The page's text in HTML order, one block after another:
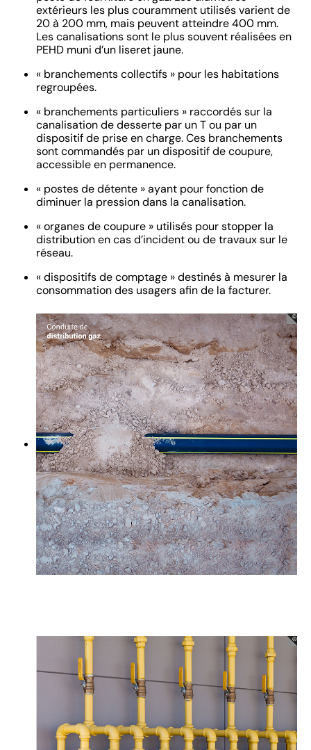
extérieurs les plus couramment utilisés varient de
20 à 200 mm, mais peuvent atteindre 400 mm.
Les canalisations sont le plus souvent réalisées en
PEHD muni d’un liseret jaune.
« branchements collectifs » pour les habitations
regroupées.
« branchements particuliers » raccordés sur la
canalisation de desserte par un T ou par un
dispositif de prise en charge. Ces branchements
sont commandés par un dispositif de coupure,
accessible en permanence.
« postes de détente » ayant pour fonction de
diminuer la pression dans la canalisation.
« organes de coupure » utilisés pour stopper la
distribution en cas d’incident ou de travaux sur le
réseau.
« dispositifs de comptage » destinés à mesurer la
consommation des usagers afin de la facturer.